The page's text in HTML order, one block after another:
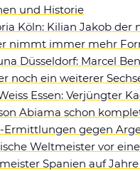
und Historie
Köln: Kilian Jakob der
nimmt immer mehr
Düsseldorf: Marcel
noch ein weiterer
Essen: Verjüngter
Abiama schon
Ermittlungen gegen
Weltmeister vor
Spanien auf